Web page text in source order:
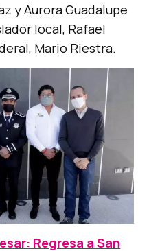
y Aurora Guadalupe
local, Rafael
Mario Riestra.
Regresa a San